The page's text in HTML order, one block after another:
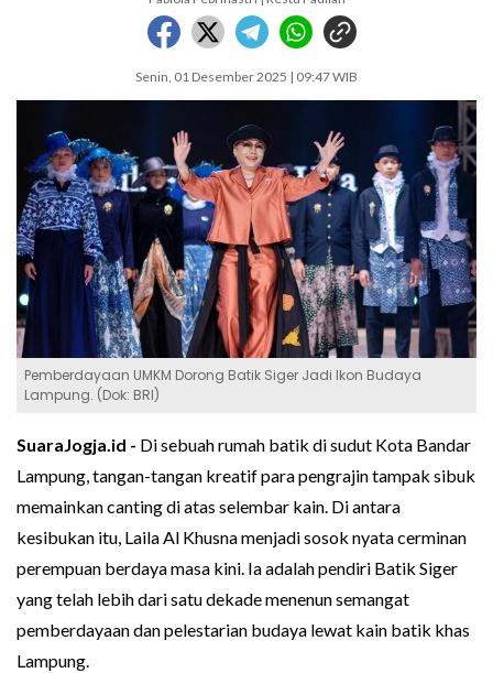
Senin, 01 Desember 2025 | 09:47 WIB
Pemberdayaan UMKM Dorong Batik Siger Jadi Ikon Budaya
Lampung. (Dok: BRI)
SuaraJogja.id - Di sebuah rumah batik di sudut Kota Bandar
Lampung, tangan-tangan kreatif para pengrajin tampak sibuk
memainkan canting di atas selembar kain. Di antara
kesibukan itu, Laila Al Khusna menjadi sosok nyata cerminan
perempuan berdaya masa kini. Ia adalah pendiri Batik Siger
yang telah lebih dari satu dekade menenun semangat
pemberdayaan dan pelestarian budaya lewat kain batik khas
Lampung.